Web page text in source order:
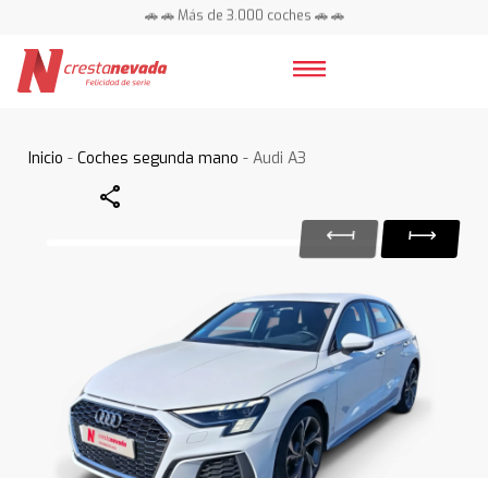
🚗 🚗 Más de 3.000 coches 🚗 🚗
Inicio -Coches segunda mano - Audi A3
Share